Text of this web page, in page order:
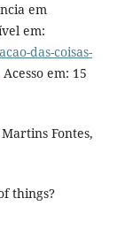
em
em:
das-coisas-
Acesso em: 15
Martins Fontes,
things?